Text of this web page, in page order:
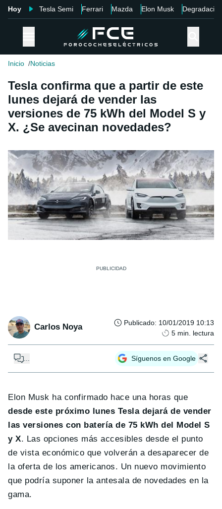
Hoy Tesla Semi Ferrari Mazda Elon Musk Degradación
Inicio Noticias
Tesla confirma que a partir de este
lunes dejará de vender las
versiones de 75 kWh del Model S y
X. ¿Se avecinan novedades?
Carlos Noya Publicado: 10/01/2019 10:13
5 min. lectura
Síguenos en Google
Elon Musk ha confirmado hace una horas que
desde este próximo lunes Tesla dejará de vender
las versiones con batería de 75 kWh del Model S
y X. Las opciones más accesibles desde el punto
de vista económico que volverán a desaparecer de
la oferta de los americanos. Un nuevo movimiento
que podría suponer la antesala de novedades en la
gama.